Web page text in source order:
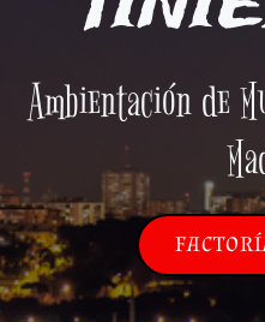
Ambientación de